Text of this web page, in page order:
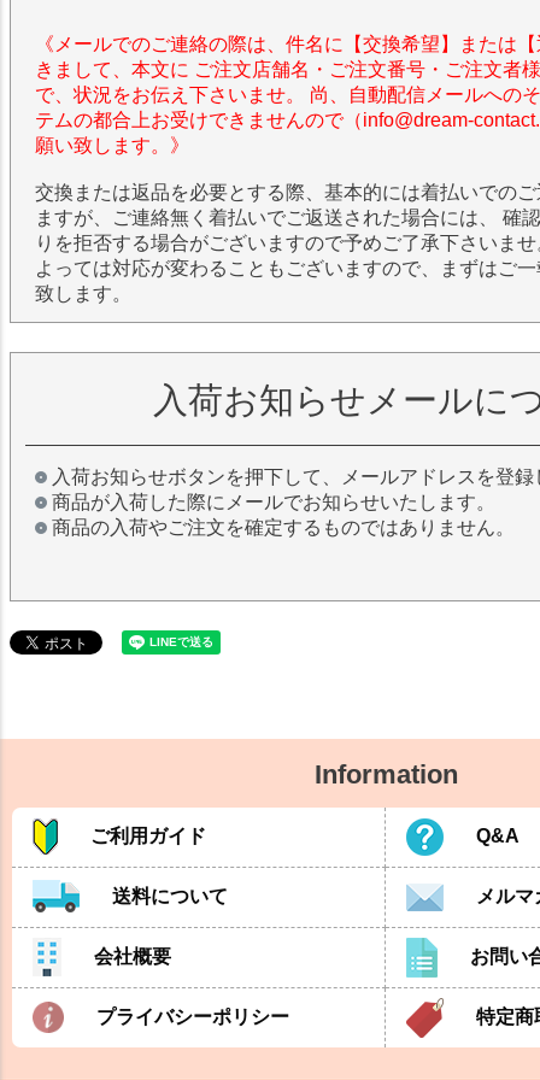
《メールでのご連絡の際は、件名に【交換希望】または
きまして、本文に ご注文店舗名・ご注文番号・ご注文者
で、状況をお伝え下さいませ。 尚、自動配信メールへの
テムの都合上お受けできませんので（info@dream-
願い致します。》
交換または返品を必要とする際、基本的には着払いでの
ますが、ご連絡無く着払いでご返送された場合には、 確
りを拒否する場合がございますので予めご了承下さいま
よっては対応が変わることもございますので、まずはご
致します。
入荷お知らせメールに
入荷お知らせボタンを押下して、メールアドレスを登
商品が入荷した際にメールでお知らせいたします。
商品の入荷やご注文を確定するものではありません。
Information
ご利用ガイド Q&A
送料について メル
会社概要 お問い
プライバシーポリシー 特定商